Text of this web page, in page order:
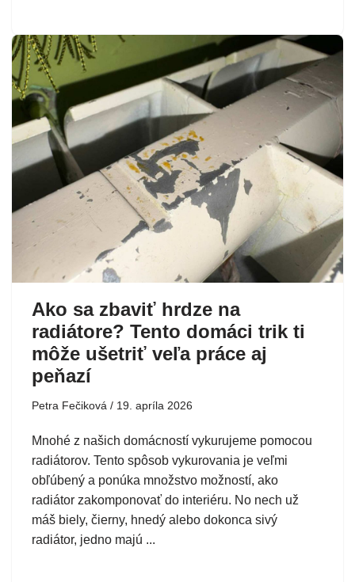
Ako sa zbaviť hrdze na
radiátore? Tento domáci trik ti
môže ušetriť veľa práce aj
peňazí
Petra Fečiková 19. apríla 2026
Mnohé z našich domácností vykurujeme pomocou
radiátorov. Tento spôsob vykurovania je veľmi
obľúbený a ponúka množstvo možností, ako
radiátor zakomponovať do interiéru. No nech už
máš biely, čierny, hnedý alebo dokonca sivý
radiátor, jedno majú ...